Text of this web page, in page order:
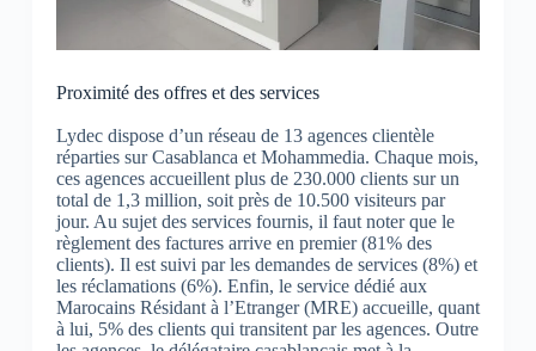
Proximité des offres et des services
Lydec dispose d’un réseau de 13 agences clientèle
réparties sur Casablanca et Mohammedia. Chaque mois,
ces agences accueillent plus de 230.000 clients sur un
total de 1,3 million, soit près de 10.500 visiteurs par
jour. Au sujet des services fournis, il faut noter que le
règlement des factures arrive en premier (81% des
clients). Il est suivi par les demandes de services (8%) et
les réclamations (6%). Enfin, le service dédié aux
Marocains Résidant à l’Etranger (MRE) accueille, quant
à lui, 5% des clients qui transitent par les agences. Outre